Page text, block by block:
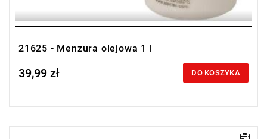
21625 - Menzura olejowa 1 l
Price tax included
39,99 zł DO KOSZYKA